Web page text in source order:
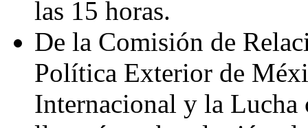
las 15 horas.
De la Comisión de
Política Exterior de
Internacional y la Lucha